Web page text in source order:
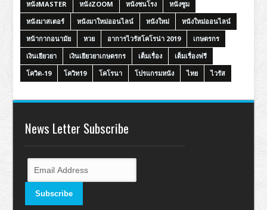
หนังMASTER
หนังZOOM หนังชนโรง
หนังซูม
หนังมาสเตอร์
หนังมาใหม่ออนไลน์ หนังใหม่
หนังใหม่ออนไลน์
หน้ากากอนามัย
หวย อาการไวรัสโคโรน่า 2019
เกษตรกร
เงินเยียวยา
เงินเยียวยาเกษตรกร เต็มเรื่อง
เต็มเรื่องฟรี
โควิด-19
โควิท19 โคโรนา โปรแกรมหนัง ไทย ไวรัส
News Letter Subscribe